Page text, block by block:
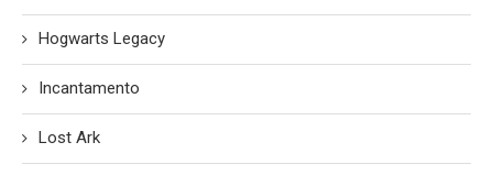
Hogwarts Legacy
Incantamento
Lost Ark